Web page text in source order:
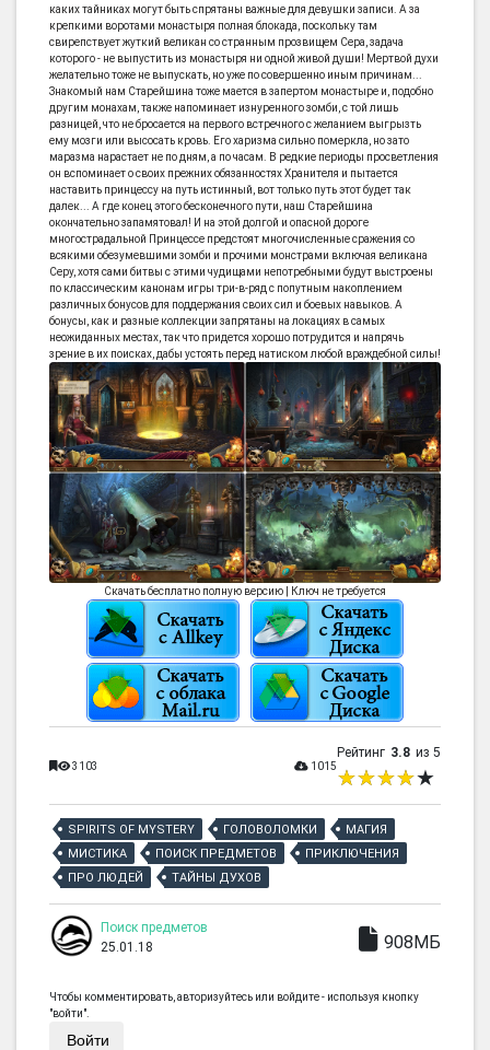
каких тайниках могут быть спрятаны важные для девушки записи. А за
крепкими воротами монастыря полная блокада, поскольку там
свирепствует жуткий великан со странным прозвищем Сера, задача
которого - не выпустить из монастыря ни одной живой души! Мертвой духи
желательно тоже не выпускать, но уже по совершенно иным причинам...
Знакомый нам Старейшина тоже мается в запертом монастыре и, подобно
другим монахам, также напоминает изнуренного зомби, с той лишь
разницей, что не бросается на первого встречного с желанием выгрызть
ему мозги или высосать кровь. Его харизма сильно померкла, но зато
маразма нарастает не по дням, а по часам. В редкие периоды просветления
он вспоминает о своих прежних обязанностях Хранителя и пытается
наставить принцессу на путь истинный, вот только путь этот будет так
далек... А где конец этого бесконечного пути, наш Старейшина
окончательно запамятовал! И на этой долгой и опасной дороге
многострадальной Принцессе предстоят многочисленные сражения со
всякими обезумевшими зомби и прочими монстрами включая великана
Серу, хотя сами битвы с этими чудищами непотребными будут выстроены
по классическим канонам игры три-в-ряд с попутным накоплением
различных бонусов для поддержания своих сил и боевых навыков. А
бонусы, как и разные коллекции запрятаны на локациях в самых
неожиданных местах, так что придется хорошо потрудится и напрячь
зрение в их поисках, дабы устоять перед натиском любой враждебной силы!
Скачать бесплатно полную версию | Ключ не требуется
3103 1015
Рейтинг 3.8 из 5
SPIRITS OF MYSTERY ГОЛОВОЛОМКИ
МАГИЯ
МИСТИКА
ПОИСК ПРЕДМЕТОВ
ПРИКЛЮЧЕНИЯ
ПРО ЛЮДЕЙ
ТАЙНЫ ДУХОВ
Поиск предметов
25.01.18
908МБ
Чтобы комментировать, авторизуйтесь или войдите - используя кнопку
"войти".
Войти